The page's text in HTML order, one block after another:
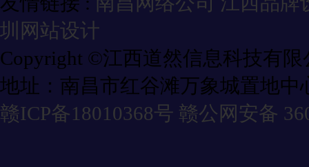
圳网站设计
Copyright ©江西道然信息科技有限
地址：南昌市红谷滩万象城置地中
赣ICP备18010368号 赣公网安备